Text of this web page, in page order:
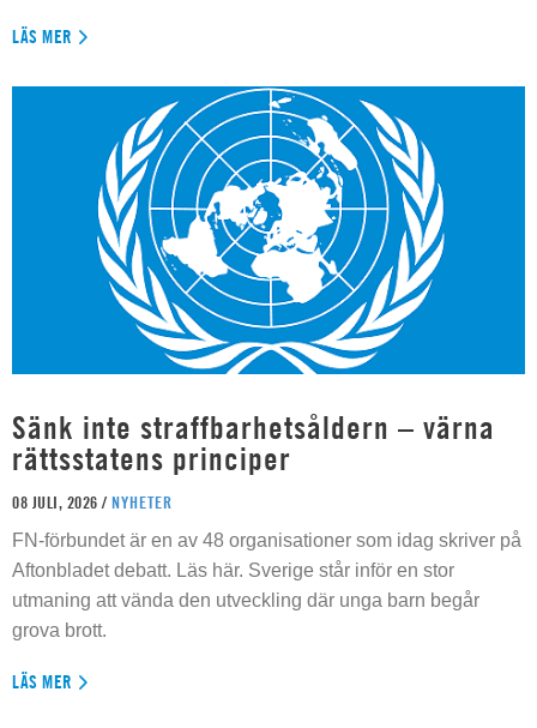
LÄS MER
Sänk inte straffbarhetsåldern – värna
rättsstatens principer
08 JULI, 2026 / NYHETER
FN-förbundet är en av 48 organisationer som idag skriver på
Aftonbladet debatt. Läs här. Sverige står inför en stor
utmaning att vända den utveckling där unga barn begår
grova brott.
LÄS MER